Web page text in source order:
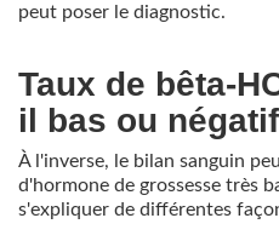
peut poser le diagnostic.
Taux de bêta-
il bas ou
À l'inverse, le bilan sanguin
d'hormone de grossesse très
s'expliquer de différentes